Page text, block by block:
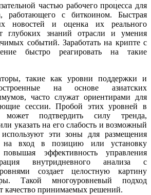
частью рабочего процесса для
работающего с биткоином. Быстрая
новостей и оценка их реального
глубоких знаний отрасли и умения
событий. Заработать на крипте с
быстро реагировать на такие
такие как уровни поддержки и
на основе азиатских
часто служат ориентирами для
сессии. Пробой этих уровней в
может подтвердить силу тренда,
указать на его слабость и возможный
используют эти зоны для размещения
на вход в позицию или установку
эффективность управления
внутридневного анализа с
создает целостную картину
Такой многоуровневый подход
качество принимаемых решений.